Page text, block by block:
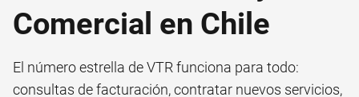
Comercial en Chile
El número estrella de VTR funciona para todo:
consultas de facturación, contratar nuevos servicios,